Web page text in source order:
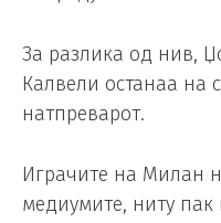
За разлика од нив,
Калвели останаа на
натпреварот.
Играчите на Милан
медиумите, ниту пак